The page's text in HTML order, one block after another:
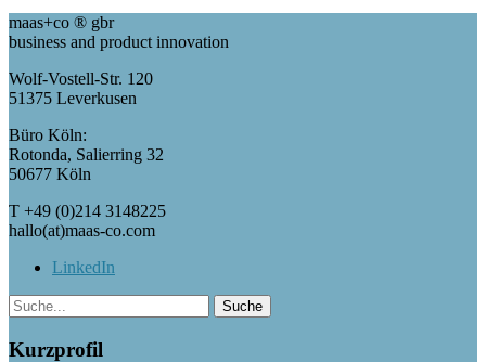
maas+co ® gbr
business and product innovation
Wolf-Vostell-Str. 120
51375 Leverkusen
Büro Köln:
Rotonda, Salierring 32
50677 Köln
T +49 (0)214 3148225
hallo(at)maas-co.com
LinkedIn
Kurzprofil